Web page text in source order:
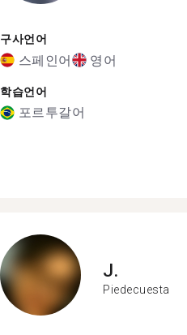
구사언어
스페인어 영어
학습언어
포르투갈어
J.
Piedecuesta